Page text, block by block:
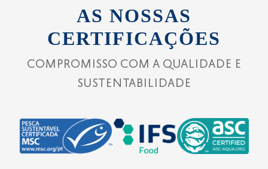
AS NOSSAS
CERTIFICAÇÕES
COMPROMISSO COM A QUALIDADE E
SUSTENTABILIDADE